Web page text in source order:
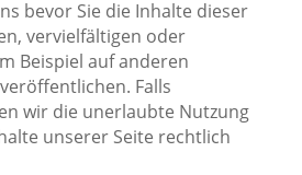
bevor Sie die Inhalte dieser
vervielfältigen oder
Beispiel auf anderen
Falls
wir die unerlaubte Nutzung
unserer Seite rechtlich